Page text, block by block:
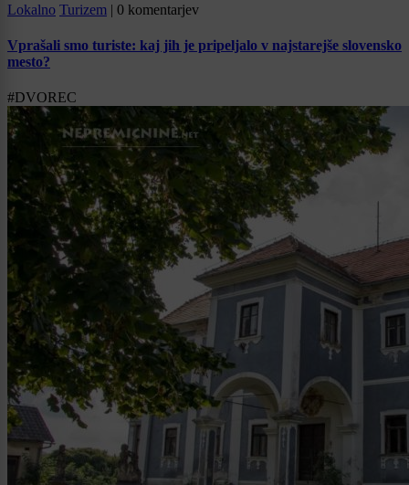
Lokalno Turizem | 0 komentarjev
Vprašali smo turiste: kaj jih je pripeljalo v najstarejše slovensko
mesto?
#DVOREC